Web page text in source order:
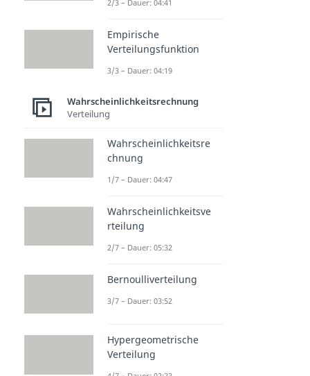
2/3 – Dauer: 04:41
Empirische
Verteilungsfunktion
3/3 – Dauer: 04:19
Wahrscheinlichkeitsrechnung
Verteilung
Wahrscheinlichkeitsre
chnung
1/7 – Dauer: 04:47
Wahrscheinlichkeitsve
rteilung
2/7 – Dauer: 05:32
Bernoulliverteilung
3/7 – Dauer: 03:52
Hypergeometrische
Verteilung